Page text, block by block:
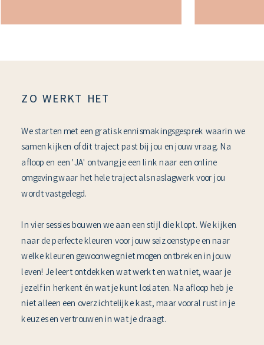
We starten met een gratis kennismakingsgesprek waarin we
samen kijken of dit traject past bij jou en jouw vraag. Na
afloop en een 'JA' ontvang je een link naar een online
omgeving waar het hele traject als naslagwerk voor jou
wordt vastgelegd.
In vier sessies bouwen we aan een stijl die klopt. We kijken
naar de perfecte kleuren voor jouw seizoenstype en naar
welke kleuren gewoonweg niet mogen ontbreken in jouw
leven! Je leert ontdekken wat werkt en wat niet, waar je
jezelf in herkent én wat je kunt loslaten. Na afloop heb je
niet alleen een overzichtelijke kast, maar vooral rust in je
keuzes en vertrouwen in wat je draagt.
ZO WERKT HET